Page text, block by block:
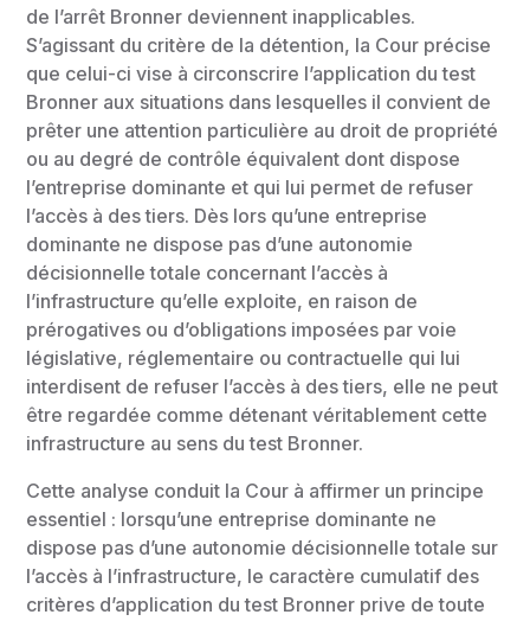
de l’arrêt Bronner deviennent inapplicables.
S’agissant du critère de la détention, la Cour précise
que celui-ci vise à circonscrire l’application du test
Bronner aux situations dans lesquelles il convient de
prêter une attention particulière au droit de propriété
ou au degré de contrôle équivalent dont dispose
l’entreprise dominante et qui lui permet de refuser
l’accès à des tiers. Dès lors qu’une entreprise
dominante ne dispose pas d’une autonomie
décisionnelle totale concernant l’accès à
l’infrastructure qu’elle exploite, en raison de
prérogatives ou d’obligations imposées par voie
législative, réglementaire ou contractuelle qui lui
interdisent de refuser l’accès à des tiers, elle ne peut
être regardée comme détenant véritablement cette
infrastructure au sens du test Bronner.
Cette analyse conduit la Cour à affirmer un principe
essentiel : lorsqu’une entreprise dominante ne
dispose pas d’une autonomie décisionnelle totale sur
l’accès à l’infrastructure, le caractère cumulatif des
critères d’application du test Bronner prive de toute